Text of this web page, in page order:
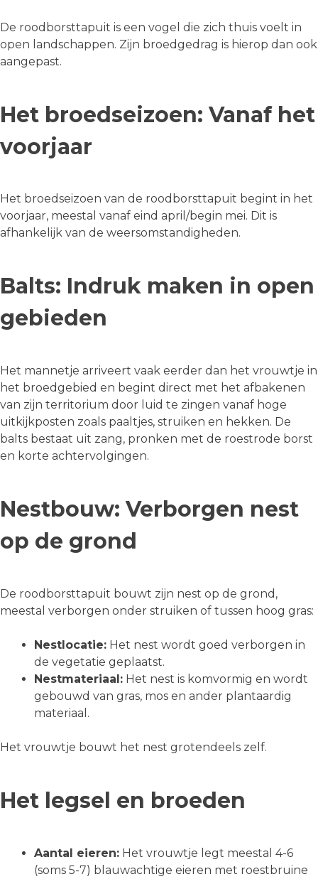
De roodborsttapuit is een vogel die zich thuis voelt in
open landschappen. Zijn broedgedrag is hierop dan ook
aangepast.
Het broedseizoen: Vanaf het
voorjaar
Het broedseizoen van de roodborsttapuit begint in het
voorjaar, meestal vanaf eind april/begin mei. Dit is
afhankelijk van de weersomstandigheden.
Balts: Indruk maken in open
gebieden
Het mannetje arriveert vaak eerder dan het vrouwtje in
het broedgebied en begint direct met het afbakenen
van zijn territorium door luid te zingen vanaf hoge
uitkijkposten zoals paaltjes, struiken en hekken. De
balts bestaat uit zang, pronken met de roestrode borst
en korte achtervolgingen.
Nestbouw: Verborgen nest
op de grond
De roodborsttapuit bouwt zijn nest op de grond,
meestal verborgen onder struiken of tussen hoog gras:
Nestlocatie: Het nest wordt goed verborgen in
de vegetatie geplaatst.
Nestmateriaal: Het nest is komvormig en wordt
gebouwd van gras, mos en ander plantaardig
materiaal.
Het vrouwtje bouwt het nest grotendeels zelf.
Het legsel en broeden
Aantal eieren: Het vrouwtje legt meestal 4-6
(soms 5-7) blauwachtige eieren met roestbruine